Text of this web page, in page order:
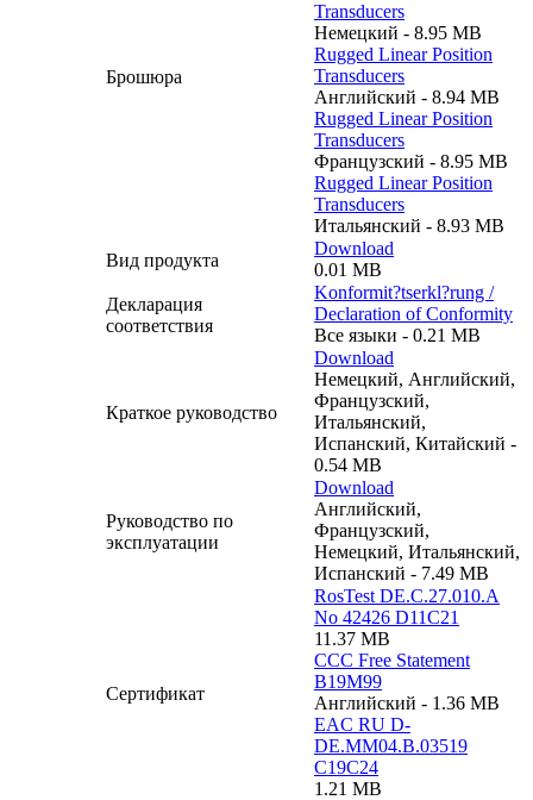
Брошюра
Transducers
Немецкий - 8.95 MB
Rugged Linear Position
Transducers
Английский - 8.94 MB
Rugged Linear Position
Transducers
Французский - 8.95 MB
Rugged Linear Position
Transducers
Итальянский - 8.93 MB
Вид продукта
Download
0.01 MB
Декларация
соответствия
Konformit?tserkl?rung /
Declaration of Conformity
Все языки - 0.21 MB
Краткое руководство
Download
Немецкий, Английский,
Французский,
Итальянский,
Испанский, Китайский -
0.54 MB
Руководство по
эксплуатации
Download
Английский,
Французский,
Немецкий, Итальянский,
Испанский - 7.49 MB
Сертификат
RosTest DE.C.27.010.A
No 42426 D11C21
11.37 MB
CCC Free Statement
B19M99
Английский - 1.36 MB
EAC RU D-
DE.MM04.B.03519
C19C24
1.21 MB